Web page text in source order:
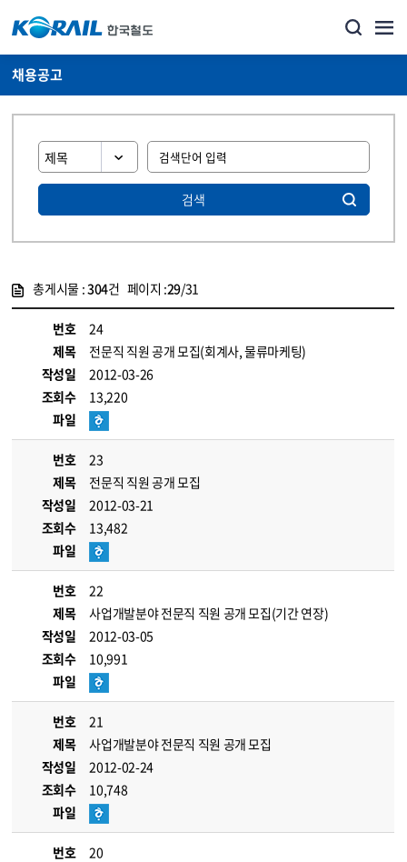
채용공고
검색
총게시물 :304건 페이지 :29/31
번호
24
제목
전문직 직원 공개 모집(회계사, 물류마케팅)
작성일
2012-03-26
조회수
13,220
파일
번호
23
제목
전문직 직원 공개 모집
작성일
2012-03-21
조회수
13,482
파일
번호
22
제목
사업개발분야 전문직 직원 공개 모집(기간 연장)
작성일
2012-03-05
조회수
10,991
파일
번호
21
제목
사업개발분야 전문직 직원 공개 모집
작성일
2012-02-24
조회수
10,748
파일
번호
20